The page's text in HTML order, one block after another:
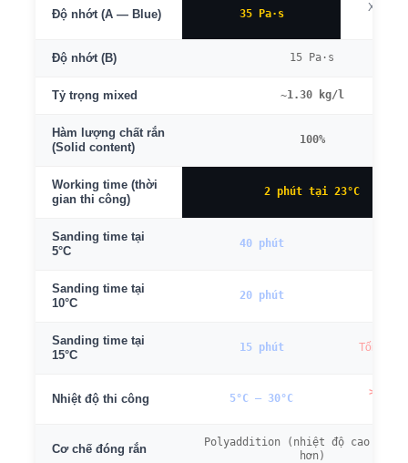
Độ nhớt (A — Blue) 35 Pa·s
Xem
Độ nhớt (B) 15 Pa·s
Tỷ trọng mixed ~1.30 kg/l
Hàm lượng chất rắn
(Solid content)
100%
Working time (thời
gian thi công)
2 phút tại 23°C
Sanding time tại
5°C
40 phút
Sanding time tại
10°C
20 phút
Sanding time tại
15°C
15 phút Tối ưu từ
Nhiệt độ thi công 5°C – 30°C
>15°C
Cơ chế đóng rắn
Polyaddition (nhiệt độ cao =
hơn)